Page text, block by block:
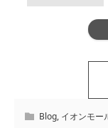
Blog, イオンモー